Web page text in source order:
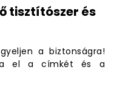
tisztítószer és
a biztonságra!
el a címkét és a